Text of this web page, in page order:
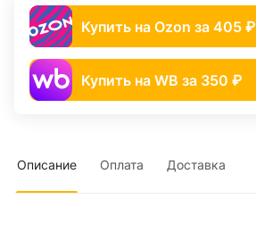
Купить на Ozon за 405 ₽
Купить на WB за 350 ₽
Описание Оплата Доставка